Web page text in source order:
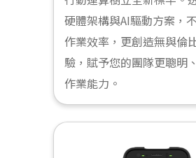
硬體架構與AI驅動方案，
作業效率，更創造無與倫
驗，賦予您的團隊更聰明
作業能力。